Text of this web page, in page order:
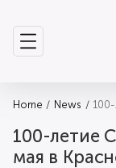
Home News
100-летие
мая в